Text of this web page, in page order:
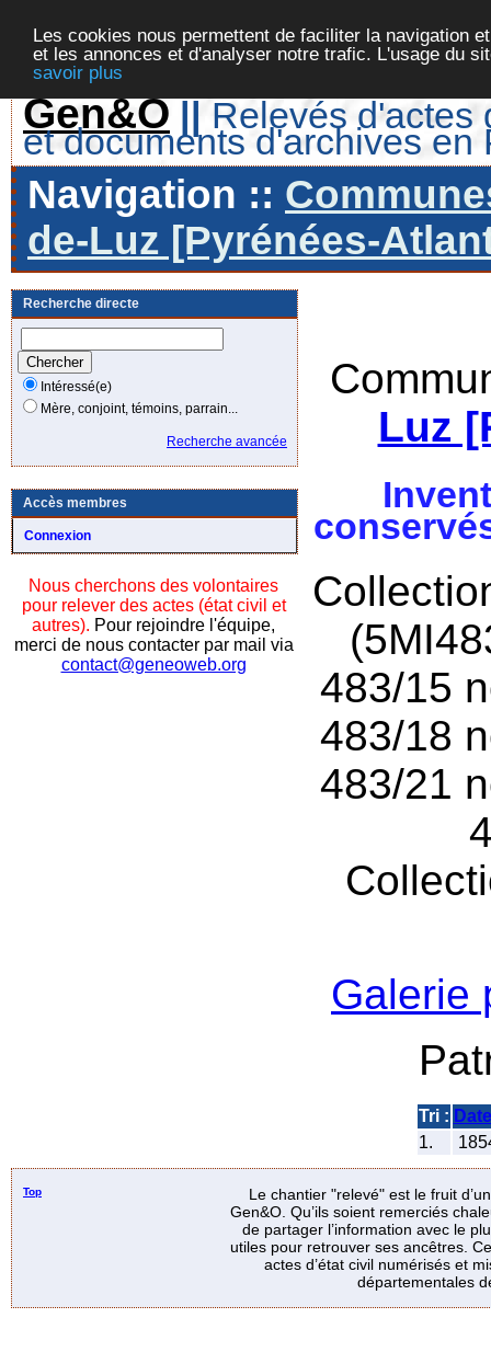
Les cookies nous permettent de faciliter la navigation
et les annonces et d'analyser notre trafic. L'usage du
savoir plus
Gen&O || Relevés d'actes
et documents d'archives en
Navigation ::
de-Luz [Pyrénées-
Recherche directe
Intéressé(e)
Mère, conjoint, témoins, parrain...
Recherche avancée
Accès membres
Connexion
Nous cherchons des volontaires
pour relever des actes (état civil et
autres). Pour rejoindre l'équipe,
merci de nous contacter par mail via
contact@geneoweb.org
Luz
483/15
483/18
483/21
Galerie
Tri :
1.
Top
Le chantier "relevé" est le fruit
Gen&O. Qu’ils soient remerciés
de partager l’information avec le
utiles pour retrouver ses ancêtres.
actes d’état civil numérisés et
départementales